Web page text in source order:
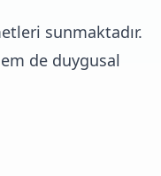
sunmaktadır.
de duygusal